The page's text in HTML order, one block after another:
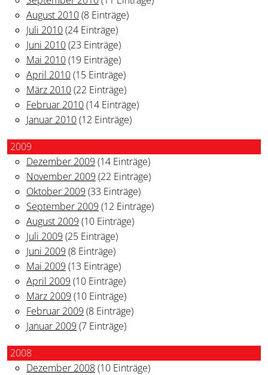
August 2010(8 Einträge)
Juli 2010(24 Einträge)
Juni 2010(23 Einträge)
Mai 2010(19 Einträge)
April 2010(15 Einträge)
März 2010(22 Einträge)
Februar 2010(14 Einträge)
Januar 2010(12 Einträge)
2009
Dezember 2009 (14 Einträge)
November 2009 (22 Einträge)
Oktober 2009 (33 Einträge)
September 2009 (12 Einträge)
August 2009 (10 Einträge)
Juli 2009 (25 Einträge)
Juni 2009 (8 Einträge)
Mai 2009 (13 Einträge)
April 2009 (10 Einträge)
März 2009 (10 Einträge)
Februar 2009 (8 Einträge)
Januar 2009 (7 Einträge)
2008
Dezember 2008(10 Einträge)